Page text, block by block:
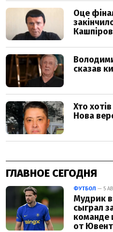
ГЛАВНОЕ СЕГОДНЯ
ФУТБОЛ — 5
Мудрик
сыграл
команде
от